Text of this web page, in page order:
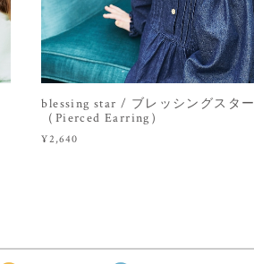
blessing star / ブレッシングスター
（Pierced Earring）
¥2,640